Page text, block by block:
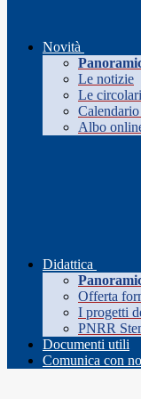
Novità
Le notizie
Le circolari
Albo
Didattica
Offerta
I progetti
PNRR
Documenti utili
Comunica con